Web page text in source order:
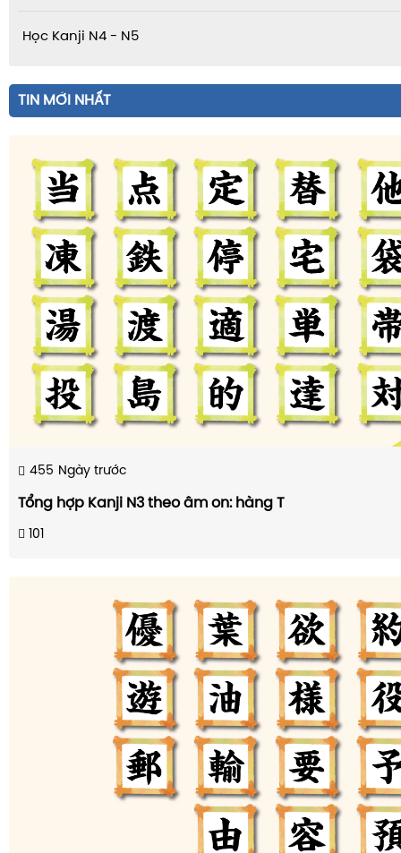
Học Kanji N4 - N5
TIN MỚI NHẤT
455 Ngày trước
Tổng hợp Kanji N3 theo âm on: hàng T
101